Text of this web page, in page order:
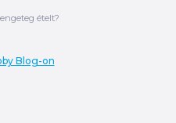
ételt?
Blog-on